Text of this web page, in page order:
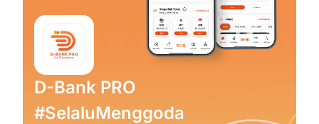
D-Bank PRO
#SelaluMenggoda